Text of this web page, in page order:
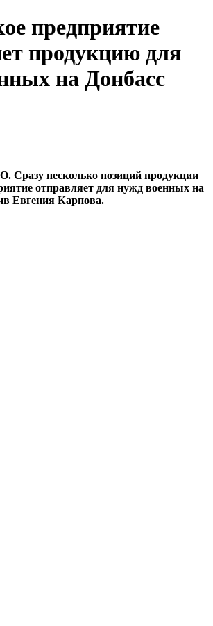
предприятие
продукцию для
на Донбасс
Сразу несколько позиций продукции
отправляет для нужд военных на
Евгения Карпова.